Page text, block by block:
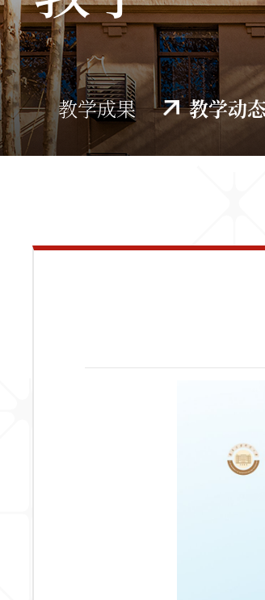
教学成果 教学动